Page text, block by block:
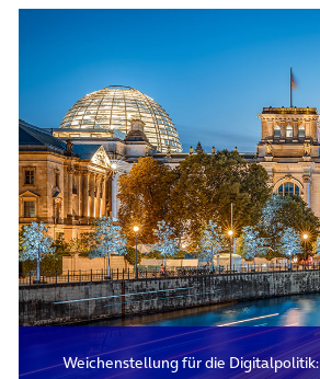
Weichenstellung für die Digitalpolitik: